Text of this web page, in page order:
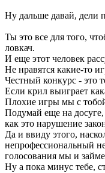
Ну дальше давай, дели
Ты это все для того,
ловкач.
И еще этот человек
Не нравятся какие-то
Честный конкурс - это
Если крил выиграет
Плохие игры мы с тобой
Подумай еще на досуге,
как это нарушение
Да и ввиду этого,
непрофессиональный
голосования мы и
Ну а пока минус тебе,